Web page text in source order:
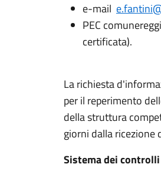
e-mail
PEC
certificata).
La richiesta
per il reperimento
della struttura
giorni dalla ricezione
Sistema dei